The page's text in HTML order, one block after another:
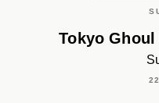
Tokyo Ghoul